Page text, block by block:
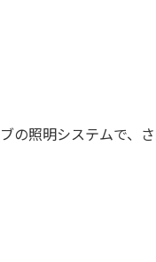
の照明システムで、